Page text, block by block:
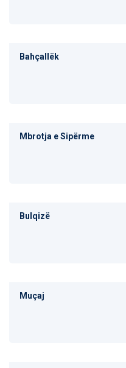
Bahçallëk
Mbrotja e Sipërme
Bulqizë
Muçaj